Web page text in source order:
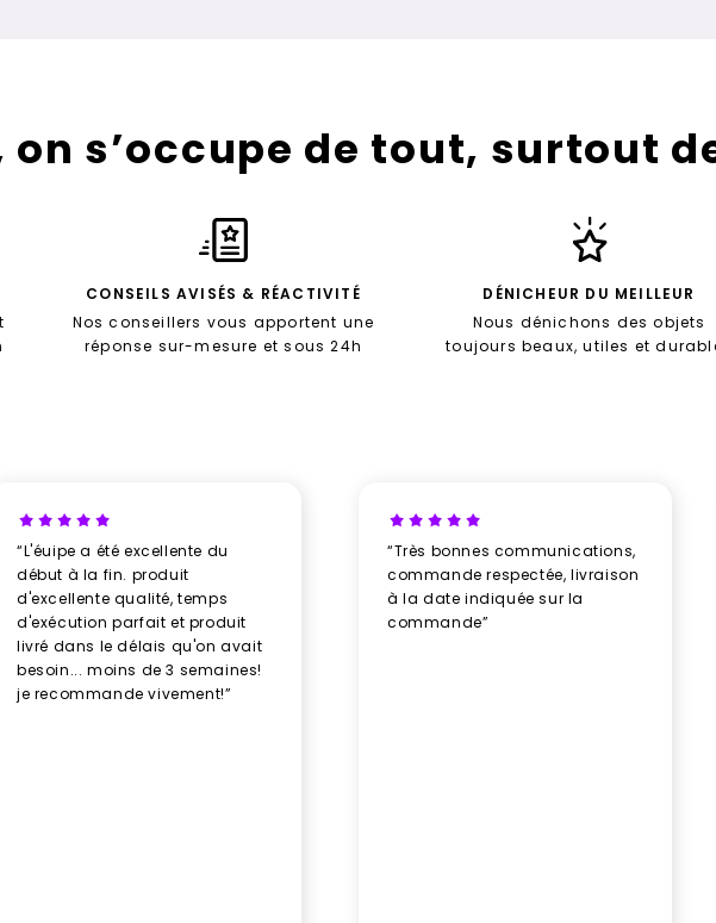
on s’occupe de tout, surtout
CONSEILS AVISÉS & RÉACTIVITÉ
Nos conseillers vous apportent une
réponse sur-mesure et sous 24h
DÉNICHEUR DU MEILLEUR
Nous dénichons des objets
toujours beaux, utiles et
“L'éuipe a été excellente du
début à la fin. produit
d'excellente qualité, temps
d'exécution parfait et produit
livré dans le délais qu'on avait
besoin... moins de 3 semaines!
je recommande vivement!”
“Très bonnes communications,
commande respectée, livraison
à la date indiquée sur la
commande”